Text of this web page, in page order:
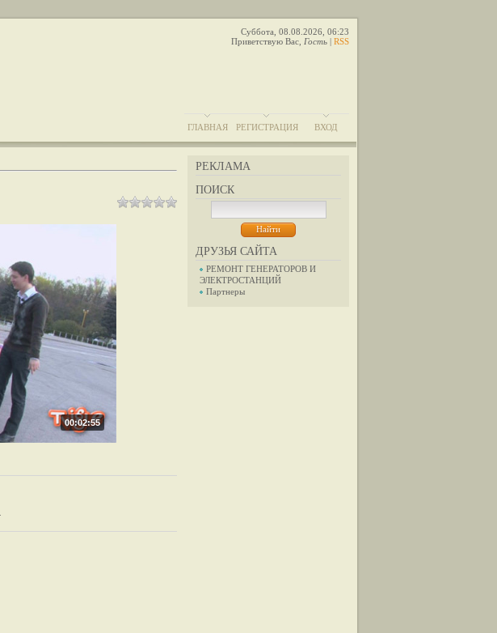
Суббота, 08.08.2026, 06:23
Приветствую Вас Гость | RSS
ГЛАВНАЯ РЕГИСТРАЦИЯ ВХОД
РЕКЛАМА
ПОИСК
ДРУЗЬЯ САЙТА
РЕМОНТ ГЕНЕРАТОРОВ И
ЭЛЕКТРОСТАНЦИЙ
Партнеры
00:02:55